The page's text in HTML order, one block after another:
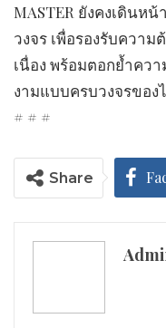
MASTER ยังคงเดินห
วงจร เพื่อรองรับควา
เนื่อง พร้อมตอกย้ำคว
งามแบบครบวงจรของ
# # #
Share
LINE